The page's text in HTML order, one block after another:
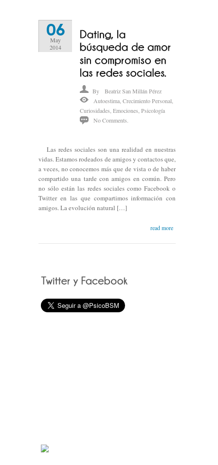
06
May
2014
By Beatriz San Millán Pérez
Autoestima, Crecimiento Personal,
Curiosidades, Emociones, Psicología
No Comments.
Las redes sociales son una realidad en nuestras
vidas. Estamos rodeados de amigos y contactos que,
a veces, no conocemos más que de vista o de haber
compartido una tarde con amigos en común. Pero
no sólo están las redes sociales como Facebook o
Twitter en las que compartimos información con
amigos. La evolución natural […]
read more